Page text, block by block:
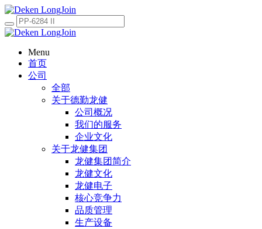
Menu
首页
公司
全部
关于德勤龙健
公司概况
我们的服务
企业文化
关于龙健集团
龙健集团简介
龙健文化
龙健电子
核心竞争力
品质管理
生产设备